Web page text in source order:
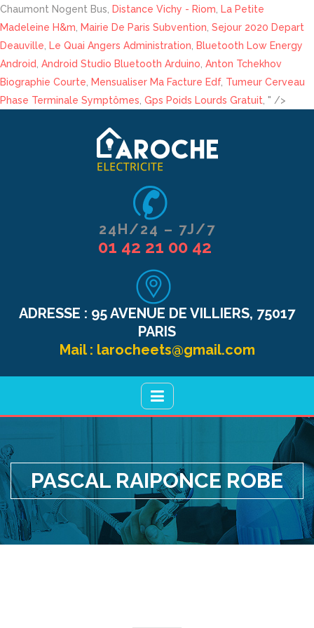
Chaumont Nogent Bus, Distance Vichy - Riom
La Petite
Madeleine H&m
Mairie De Paris Subvention Sejour 2020 Depart
Deauville
Le Quai Angers Administration
Bluetooth Low Energy
Android Android Studio Bluetooth Arduino Anton Tchekhov
Biographie Courte
Mensualiser Ma Facture Edf, Tumeur Cerveau
Phase Terminale Symptômes Gps Poids Lourds Gratuit , " />
24H/24 – 7J/7
01 42 21 00 42
ADRESSE : 95 AVENUE DE VILLIERS, 75017
PARIS
Mail : larocheets@gmail.com
PASCAL RAIPONCE ROBE